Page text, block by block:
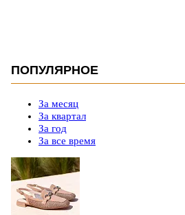
ПОПУЛЯРНОЕ
За месяц
За квартал
За год
За все время